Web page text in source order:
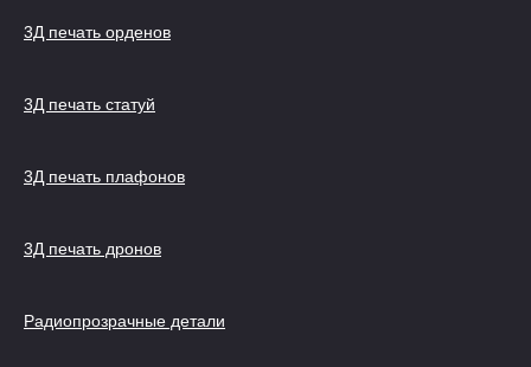
3Д печать орденов
3Д печать статуй
3Д печать плафонов
3Д печать дронов
Радиопрозрачные детали